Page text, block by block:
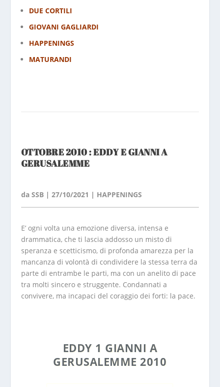
DUE CORTILI
GIOVANI GAGLIARDI
HAPPENINGS
MATURANDI
OTTOBRE 2010 : EDDY E GIANNI A
GERUSALEMME
da SSB| 27/10/2021 | HAPPENINGS
E’ ogni volta una emozione diversa, intensa e
drammatica, che ti lascia addosso un misto di
speranza e scetticismo, di profonda amarezza per la
mancanza di volontà di condividere la stessa terra da
parte di entrambe le parti, ma con un anelito di pace
tra molti sincero e struggente. Condannati a
convivere, ma incapaci del coraggio dei forti: la pace.
EDDY 1 GIANNI A
GERUSALEMME 2010